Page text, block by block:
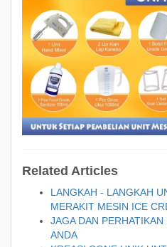
Related Articles
LANGKAH - LANGKAH
MERAKIT MESIN ICE
JAGA DAN
ANDA